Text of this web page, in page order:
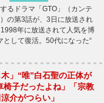
るドラマ「GTO」（カンテ
の第3話が、3日に放送され
年に放送されて人気を博
として復活。50代になった“
木」“唯”白石聖の正体が
椅子だったよね」「宗教
介がつらい」